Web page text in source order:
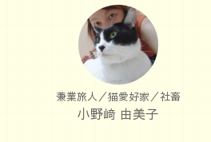
兼業旅人／猫愛好家／社畜
小野﨑 由美子